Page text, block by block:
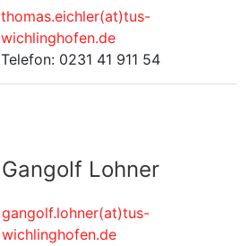
thomas.eichler(at)tus-
wichlinghofen.de
Telefon: 0231 41 911 54
Gangolf Lohner
gangolf.lohner(at)tus-
wichlinghofen.de